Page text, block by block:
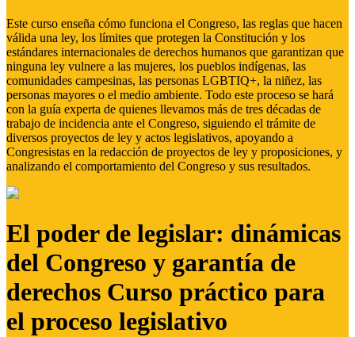
Este curso enseña cómo funciona el Congreso, las reglas que hacen
válida una ley, los límites que protegen la Constitución y los
estándares internacionales de derechos humanos que garantizan que
ninguna ley vulnere a las mujeres, los pueblos indígenas, las
comunidades campesinas, las personas LGBTIQ+, la niñez, las
personas mayores o el medio ambiente. Todo este proceso se hará
con la guía experta de quienes llevamos más de tres décadas de
trabajo de incidencia ante el Congreso, siguiendo el trámite de
diversos proyectos de ley y actos legislativos, apoyando a
Congresistas en la redacción de proyectos de ley y proposiciones, y
analizando el comportamiento del Congreso y sus resultados.
El poder de legislar: dinámicas
del Congreso y garantía de
derechos Curso práctico para
el proceso legislativo